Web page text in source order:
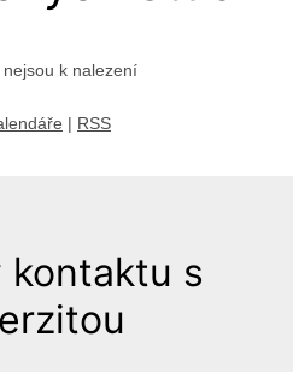
k nalezení
| RSS
kontaktu s